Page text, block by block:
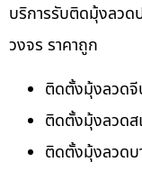
บริการรับติดมุ้งลว
วงจร ราคาถูก
ติดตั้งมุ้งลวด
ติดตั้งมุ้งลวดส
ติดตั้งมุ้งลวดบ